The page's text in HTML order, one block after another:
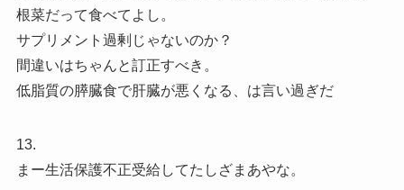
根菜だって食べてよし。
サプリメント過剰じゃないのか？
間違いはちゃんと訂正すべき。
低脂質の膵臓食で肝臓が悪くなる、は言い過ぎだ
13.
まー生活保護不正受給してたしざまあやな。